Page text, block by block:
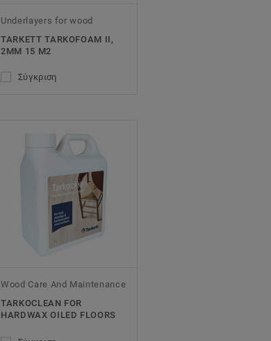
Underlayers for wood
TARKETT TARKOFOAM II,
2MM 15 M2
Σύγκριση
Wood Care And Maintenance
TARKOCLEAN FOR
HARDWAX OILED FLOORS